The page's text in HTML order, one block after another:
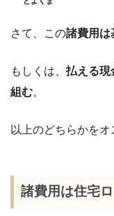
さて、この諸費用は
もしくは、 払える現
組む。
以上のどちらかをオ
諸費用は住宅